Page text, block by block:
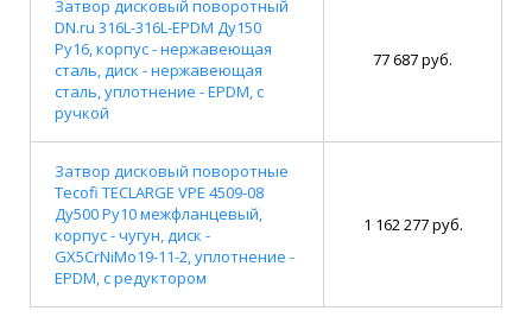
Затвор дисковый поворотный
DN.ru 316L-316L-EPDM Ду150
Ру16, корпус - нержавеющая
сталь, диск - нержавеющая
сталь, уплотнение - EPDM, с
ручкой
77 687 руб.
Затвор дисковый поворотные
Tecofi TECLARGE VPE 4509-08
Ду500 Ру10 межфланцевый,
корпус - чугун, диск -
GX5CrNiMo19-11-2, уплотнение -
EPDM, с редуктором
1 162 277 руб.